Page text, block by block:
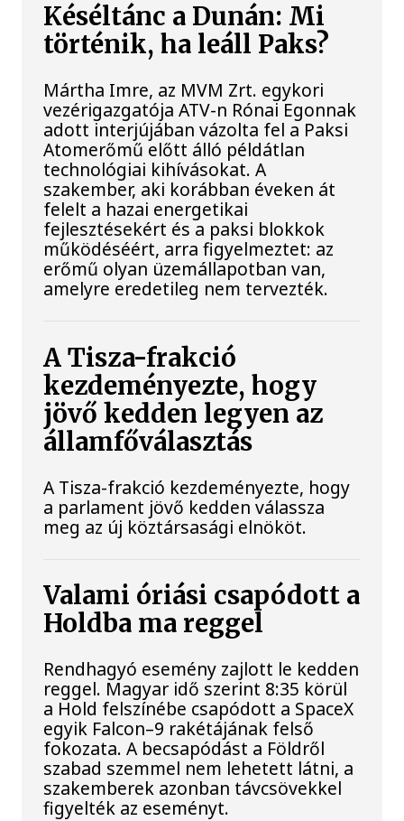
Késéltánc a Dunán: Mi
történik, ha leáll Paks?
Mártha Imre, az MVM Zrt. egykori
vezérigazgatója ATV-n Rónai Egonnak
adott interjújában vázolta fel a Paksi
Atomerőmű előtt álló példátlan
technológiai kihívásokat. A
szakember, aki korábban éveken át
felelt a hazai energetikai
fejlesztésekért és a paksi blokkok
működéséért, arra figyelmeztet: az
erőmű olyan üzemállapotban van,
amelyre eredetileg nem tervezték.
A Tisza-frakció
kezdeményezte, hogy
jövő kedden legyen az
államfőválasztás
A Tisza-frakció kezdeményezte, hogy
a parlament jövő kedden válassza
meg az új köztársasági elnököt.
Valami óriási csapódott a
Holdba ma reggel
Rendhagyó esemény zajlott le kedden
reggel. Magyar idő szerint 8:35 körül
a Hold felszínébe csapódott a SpaceX
egyik Falcon–9 rakétájának felső
fokozata. A becsapódást a Földről
szabad szemmel nem lehetett látni, a
szakemberek azonban távcsövekkel
figyelték az eseményt.